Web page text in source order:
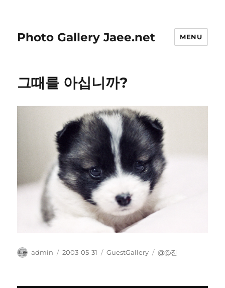
Photo Gallery Jaee.net MENU
그때를 아십니까?
Author
admin
Posted
2003-05-31 Categories
GuestGallery Tags
@@진